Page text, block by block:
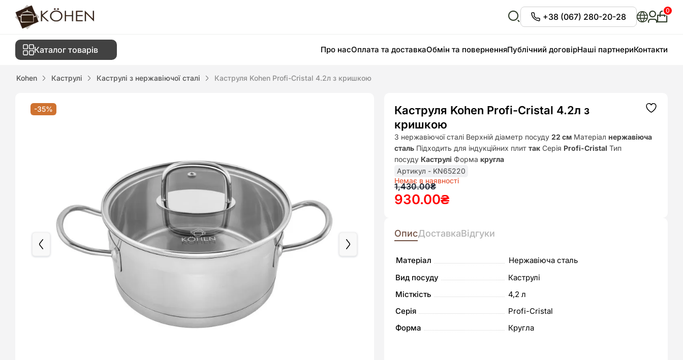
пошук
+38 (067) 280-20-28
0
Каталог товарів Про насОплата та доставкаОбмін та поверненняПублічний договірНаші партнериКонтакти
Kohen Каструлі Каструлі з нержавіючої сталі Каструля Kohen Profi-Cristal 4.2л з кришкою
-35%
Каструля Kohen Profi-Cristal 4.2л з
кришкою
З нержавіючої сталі Верхній діаметр посуду22 см Матеріалнержавіюча
сталь Підходить для індукційних плиттак Серія Profi-Cristal Тип
посуду Каструлі Формакругла
Артикул - KN65220
Немає в наявності
1,430.00₴
Оригінальна
ціна:
930.00₴
Поточна
ціна:
Додати
бажань
ОписДоставкаВідгуки
Матеріал
Нержавіюча сталь
Вид посуду
Каструлі
Місткість
4,2 л
Серія
Profi-Cristal
Форма
Кругла